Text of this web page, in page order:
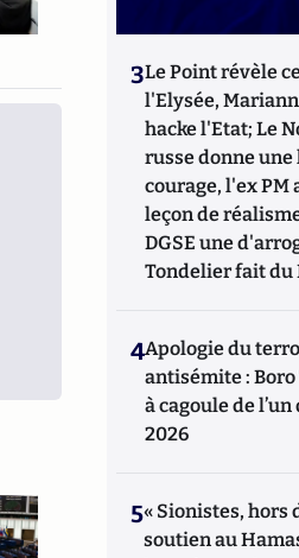
3Le Point révèle
l'Elysée,
hacke l'Etat; Le
russe donne une
courage, l'ex
leçon de
DGSE une
Tondelier fait du
4Apologie du
antisémite :
à cagoule de l’un
2026
5« Sionistes, hors
soutien au